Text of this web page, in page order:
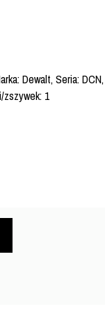
Dewalt, Seria: DCN,
zszywek: 1